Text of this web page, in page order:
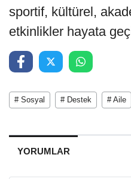
sportif, kültürel,
etkinlikler hayata
# Sosyal # Destek # Aile
YORUMLAR